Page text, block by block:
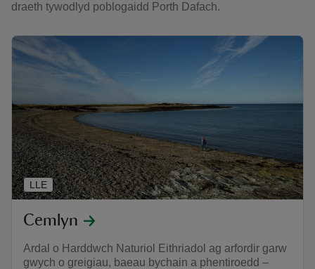
draeth tywodlyd poblogaidd Porth Dafach.
Cemlyn
Ardal o Harddwch Naturiol Eithriadol ag arfordir garw
gwych o greigiau, baeau bychain a phentiroedd –
LLE